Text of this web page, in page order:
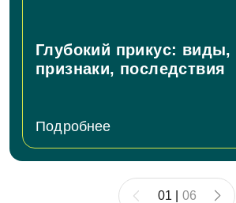
01 06
Глубокий прикус: виды,
признаки, последствия
Подробнее